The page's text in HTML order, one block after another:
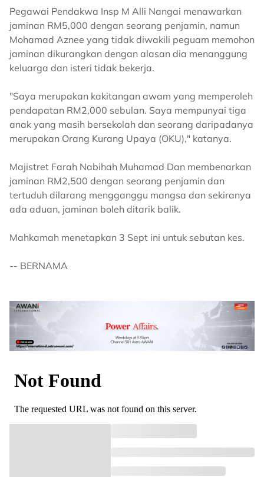
Pegawai Pendakwa Insp M Alli Nangai menawarkan
jaminan RM5,000 dengan seorang penjamin, namun
Mohamad Aznee yang tidak diwakili peguam memohon
jaminan dikurangkan dengan alasan dia menanggung
keluarga dan isteri tidak bekerja.
"Saya merupakan kakitangan awam yang memperoleh
pendapatan RM2,000 sebulan. Saya mempunyai tiga
anak yang masih bersekolah dan seorang daripadanya
merupakan Orang Kurang Upaya (OKU)," katanya.
Majistret Farah Nabihah Muhamad Dan membenarkan
jaminan RM2,500 dengan seorang penjamin dan
tertuduh dilarang mengganggu mangsa dan sekiranya
ada aduan, jaminan boleh ditarik balik.
Mahkamah menetapkan 3 Sept ini untuk sebutan kes.
-- BERNAMA